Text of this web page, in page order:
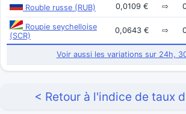
Rouble russe (RUB) 0,0109 € ⇨
Roupie seychelloise
(SCR)
0,0643 € ⇨
Voir aussi les variations sur 24h,
< Retour à l'indice de taux